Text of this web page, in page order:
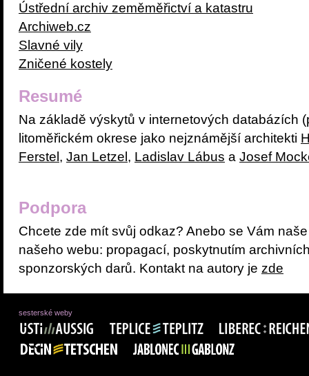
Ústřední archiv zeměměřictví a katastru
Archiweb.cz
Slavné vily
Zničené kostely
Resumé
Na základě výskytů v internetových databázích
litoměřickém okrese jako nejznámější architekti
Ferstel , Jan Letzel , Ladislav Lábus a Josef
Podpora
Chcete zde mít svůj odkaz? Anebo se Vám
našeho webu: propagací, poskytnutím
sponzorských darů. Kontakt na autory je zde
sesterské weby